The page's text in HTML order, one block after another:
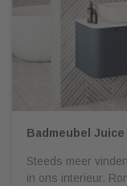
Badmeubel Juice
Steeds meer
in ons interieur.